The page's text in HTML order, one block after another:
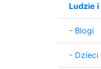
Ludzie
- Blogi
- Dzieci